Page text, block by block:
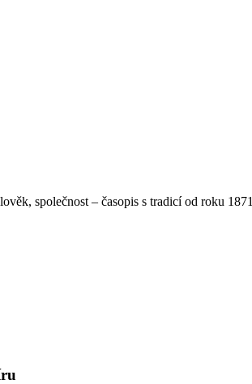
společnost – časopis s tradicí od roku 1871